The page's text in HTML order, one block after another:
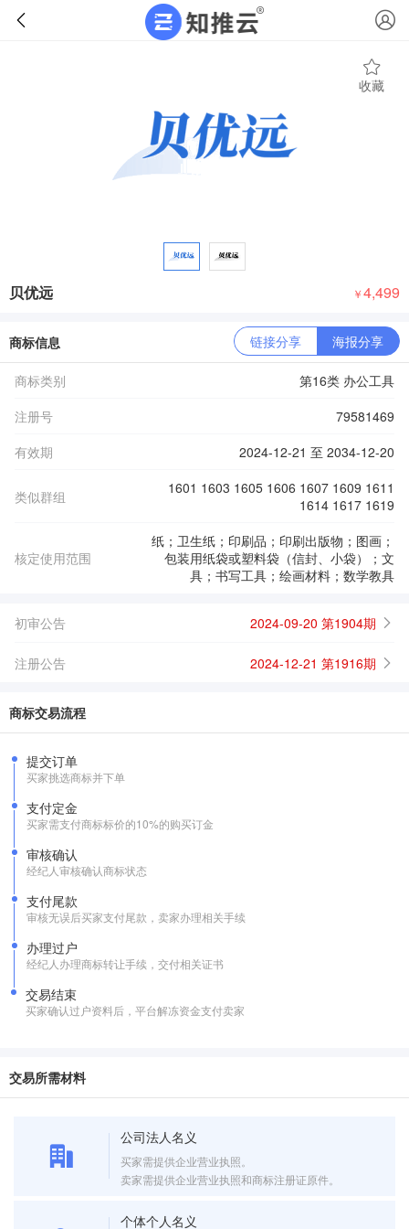
收藏
贝优远 ￥4,499
商标信息 链接分享 海报分享
商标类别
第16类 办公工具
注册号
79581469
有效期
2024-12-21 至 2034-12-20
类似群组
1601 1603 1605 1606 1607 1609 1611
1614 1617 1619
核定使用范围
纸；卫生纸；印刷品；印刷出版物；图画；
包装用纸袋或塑料袋（信封、小袋）；文
具；书写工具；绘画材料；数学教具
初审公告 2024-09-20 第1904期
注册公告 2024-12-21 第1916期
商标交易流程
提交订单
买家挑选商标并下单
支付定金
买家需支付商标标价的10%的购买订金
审核确认
经纪人审核确认商标状态
支付尾款
审核无误后买家支付尾款，卖家办理相关手续
办理过户
经纪人办理商标转让手续，交付相关证书
交易结束
买家确认过户资料后，平台解冻资金支付卖家
交易所需材料
公司法人名义
买家需提供企业营业执照。
卖家需提供企业营业执照和商标注册证原件。
个体个人名义